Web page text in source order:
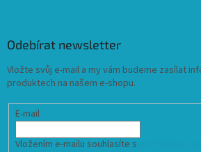
Odebírat newsletter
Vložte svůj e-mail a my vám budeme zasílat
produktech na našem e-shopu.
E-mail
Vložením e-mailu souhlasíte s